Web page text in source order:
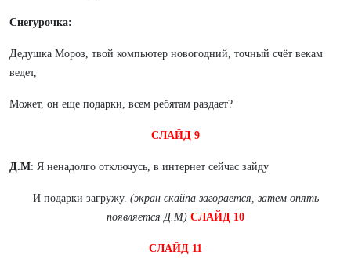
Снегурочка:
Дедушка Мороз, твой компьютер новогодний, точный счёт векам
ведет,
Может, он еще подарки, всем ребятам раздает?
СЛАЙД 9
Д.М: Я ненадолго отключусь, в интернет сейчас зайду
И подарки загружу. (экран скайпа загорается, затем опять
появляется Д.М) СЛАЙД 10
СЛАЙД 11